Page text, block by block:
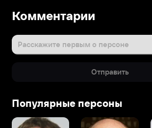
Комментарии
Расскажите первым о персоне
Отправить
Популярные персоны